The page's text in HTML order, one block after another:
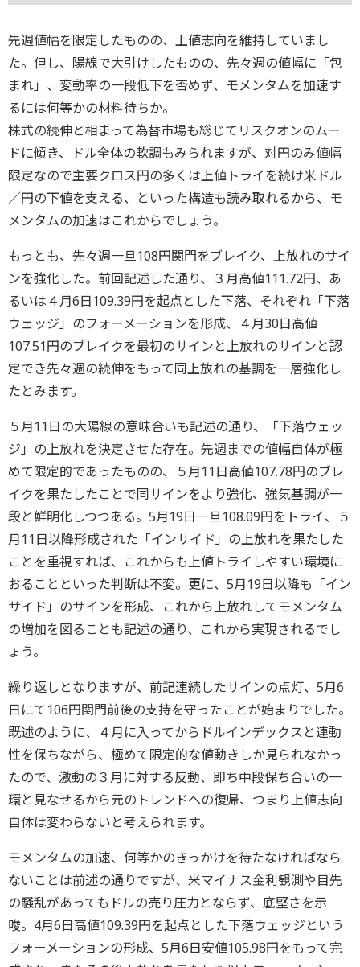
先週値幅を限定したものの、上値志向を維持していまし
た。但し、陽線で大引けしたものの、先々週の値幅に「包
まれ」、変動率の一段低下を否めず、モメンタムを加速す
るには何等かの材料待ちか。
株式の続伸と相まって為替市場も総じてリスクオンのムー
ドに傾き、ドル全体の軟調もみられますが、対円のみ値幅
限定なので主要クロス円の多くは上値トライを続け米ドル
／円の下値を支える、といった構造も読み取れるから、モ
メンタムの加速はこれからでしょう。
もっとも、先々週一旦108円関門をブレイク、上放れのサイ
ンを強化した。前回記述した通り、３月高値111.72円、あ
るいは４月6日109.39円を起点とした下落、それぞれ「下落
ウェッジ」のフォーメーションを形成、４月30日高値
107.51円のブレイクを最初のサインと上放れのサインと認
定でき先々週の続伸をもって同上放れの基調を一層強化し
たとみます。
５月11日の大陽線の意味合いも記述の通り、「下落ウェッ
ジ」の上放れを決定させた存在。先週までの値幅自体が極
めて限定的であったものの、５月11日高値107.78円のブレ
イクを果たしたことで同サインをより強化、強気基調が一
段と鮮明化しつつある。5月19日一旦108.09円をトライ、５
月11日以降形成された「インサイド」の上放れを果たした
ことを重視すれば、これからも上値トライしやすい環境に
おることといった判断は不変。更に、5月19日以降も「イン
サイド」のサインを形成、これから上放れしてモメンタム
の増加を図ることも記述の通り、これから実現されるでし
ょう。
繰り返しとなりますが、前記連続したサインの点灯、5月6
日にて106円関門前後の支持を守ったことが始まりでした。
既述のように、４月に入ってからドルインデックスと連動
性を保ちながら、極めて限定的な値動きしか見られなかっ
たので、激動の３月に対する反動、即ち中段保ち合いの一
環と見なせるから元のトレンドへの復帰、つまり上値志向
自体は変わらないと考えられます。
モメンタムの加速、何等かのきっかけを待たなければなら
ないことは前述の通りですが、米マイナス金利観測や目先
の騒乱があってもドルの売り圧力とならず、底堅さを示
唆。4月6日高値109.39円を起点とした下落ウェッジという
フォーメーションの形成、5月6日安値105.98円をもって完